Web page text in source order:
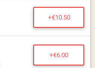
+€10.50
+€6.00